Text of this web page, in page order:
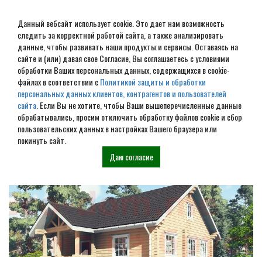
Данный вебсайт использует cookie. Это дает нам возможность
следить за корректной работой сайта, а также анализировать
данные, чтобы развивать наши продукты и сервисы. Оставаясь на
сайте и (или) давая свое Согласие, Вы соглашаетесь с условиями
обработки Ваших персональных данных, содержащихся в cookie-
файлах в соответствии сПолитикой защиты и обработки
персональных данных клиентов, контрагентов и пользователей
сайта . Если Вы не хотите, чтобы Ваши вышеперечисленные данные
обрабатывались, просим отключить обработку файлов cookie и сбор
пользовательских данных в настройках Вашего браузера или
покинуть сайт.
Даю согласие
Дом из бруса под ключ в
Торопце
Наши проекты